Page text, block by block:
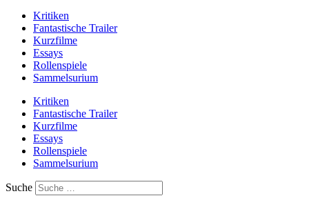
Kritiken
Fantastische Trailer
Kurzfilme
Essays
Rollenspiele
Sammelsurium
Kritiken
Fantastische Trailer
Kurzfilme
Essays
Rollenspiele
Sammelsurium
Suche